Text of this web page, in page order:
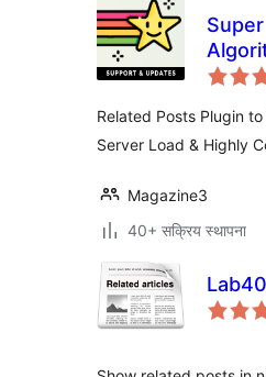
Related Posts Plugin
Server Load & Highly
Magazine3
40+ सक्रिय स्थापना